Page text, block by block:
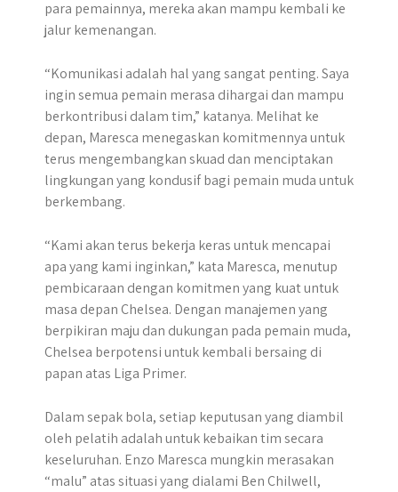
para pemainnya, mereka akan mampu kembali ke
jalur kemenangan.
“Komunikasi adalah hal yang sangat penting. Saya
ingin semua pemain merasa dihargai dan mampu
berkontribusi dalam tim,” katanya. Melihat ke
depan, Maresca menegaskan komitmennya untuk
terus mengembangkan skuad dan menciptakan
lingkungan yang kondusif bagi pemain muda untuk
berkembang.
“Kami akan terus bekerja keras untuk mencapai
apa yang kami inginkan,” kata Maresca, menutup
pembicaraan dengan komitmen yang kuat untuk
masa depan Chelsea. Dengan manajemen yang
berpikiran maju dan dukungan pada pemain muda,
Chelsea berpotensi untuk kembali bersaing di
papan atas Liga Primer.
Dalam sepak bola, setiap keputusan yang diambil
oleh pelatih adalah untuk kebaikan tim secara
keseluruhan. Enzo Maresca mungkin merasakan
“malu” atas situasi yang dialami Ben Chilwell,